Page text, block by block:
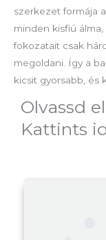
szerkezet formája
minden kisfiú
fokozatait csak
megoldani. Így a
kicsit gyorsabb, és
Olvassd
Kattints